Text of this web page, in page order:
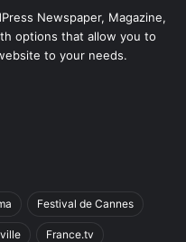
Newspaper, Magazine,
options that allow you to
to your needs.
Festival de Cannes
France.tv